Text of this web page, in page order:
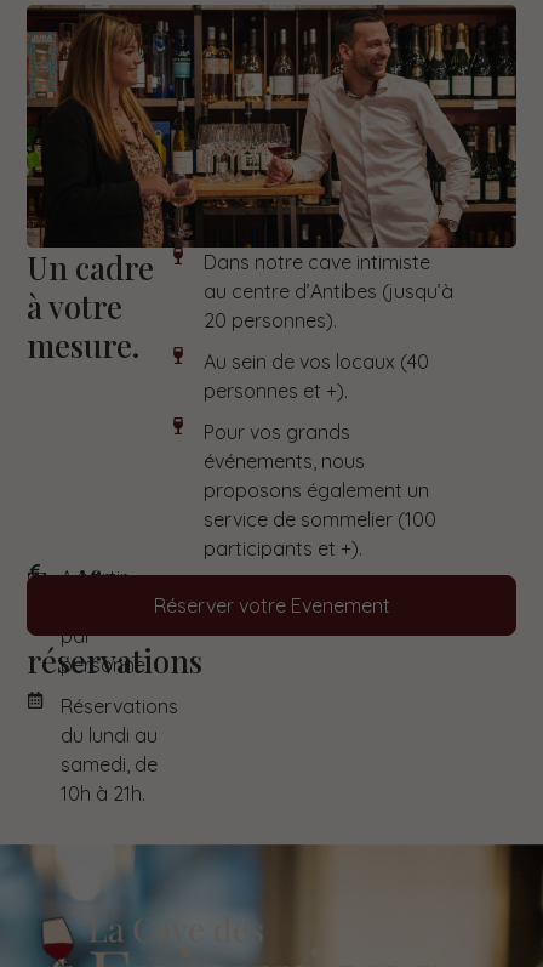
Un cadre
à votre
mesure.
Dans notre cave intimiste
au centre d’Antibes (jusqu’à
20 personnes).
Au sein de vos locaux (40
personnes et +).
Pour vos grands
événements, nous
proposons également un
service de sommelier (100
participants et +).
Tarifs
&
réservations
A partir
par
personne.
Réservations
du lundi au
samedi, de
10h à 21h.
Réserver votre Evenement